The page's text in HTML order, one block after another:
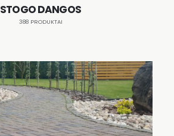
STOGO DANGOS
388 PRODUKTAI